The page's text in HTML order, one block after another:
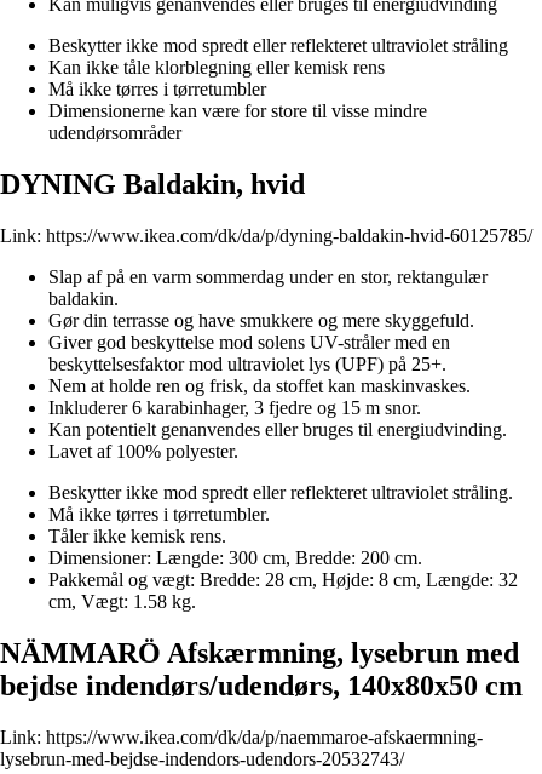
Kan muligvis genanvendes eller bruges til energiudvinding
Beskytter ikke mod spredt eller reflekteret ultraviolet stråling
Kan ikke tåle klorblegning eller kemisk rens
Må ikke tørres i tørretumbler
Dimensionerne kan være for store til visse mindre
udendørsområder
DYNING Baldakin, hvid
Link: https://www.ikea.com/dk/da/p/dyning-baldakin-hvid-60125785/
Slap af på en varm sommerdag under en stor, rektangulær
baldakin.
Gør din terrasse og have smukkere og mere skyggefuld.
Giver god beskyttelse mod solens UV-stråler med en
beskyttelsesfaktor mod ultraviolet lys (UPF) på 25+.
Nem at holde ren og frisk, da stoffet kan maskinvaskes.
Inkluderer 6 karabinhager, 3 fjedre og 15 m snor.
Kan potentielt genanvendes eller bruges til energiudvinding.
Lavet af 100% polyester.
Beskytter ikke mod spredt eller reflekteret ultraviolet stråling.
Må ikke tørres i tørretumbler.
Tåler ikke kemisk rens.
Dimensioner: Længde: 300 cm, Bredde: 200 cm.
Pakkemål og vægt: Bredde: 28 cm, Højde: 8 cm, Længde: 32
cm, Vægt: 1.58 kg.
NÄMMARÖ Afskærmning, lysebrun med
bejdse indendørs/udendørs, 140x80x50 cm
Link: https://www.ikea.com/dk/da/p/naemmaroe-afskaermning-
lysebrun-med-bejdse-indendors-udendors-20532743/